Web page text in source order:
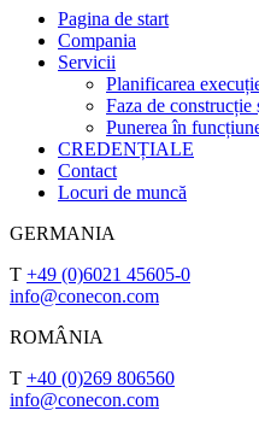
Pagina de start
Compania
Servicii
Planificarea
Faza de construcție
Punerea în
CREDENȚIALE
Contact
Locuri de muncă
GERMANIA
T +49 (0)6021 45605-0
info@conecon.com
ROMÂNIA
T +40 (0)269 806560
info@conecon.com